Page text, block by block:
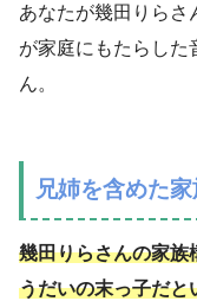
あなたが幾田りらさ
が家庭にもたらした
ん。
兄姉を含めた
幾田りらさんの家族
うだいの末っ子だと